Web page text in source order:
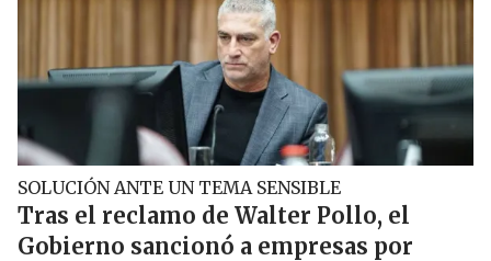
SOLUCIÓN ANTE UN TEMA SENSIBLE
Tras el reclamo de Walter Pollo, el
Gobierno sancionó a empresas por